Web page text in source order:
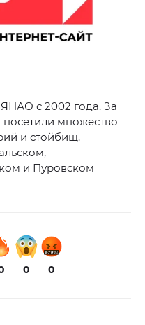
ЯНАО с 2002 года. За
посетили множество
и стойбищ.
и Пуровском
0 0